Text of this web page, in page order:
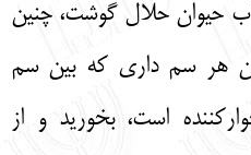
حیوان حلال گوشت، چنین
هر سم‌ داری که بین سم‌
است، بخورید و از